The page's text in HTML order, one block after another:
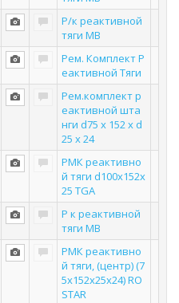
Р/к реактивной
тяги MB
Рем. Комплект Р
еактивной Тяги
Рем.комплект р
еактивной шта
нги d75 x 152 x d
25 x 24
РМК реактивно
й тяги d100x152x
25 TGA
Р к реактивной
тяги MB
РМК реактивно
й тяги, (центр) (7
5x152x25x24) RO
STAR